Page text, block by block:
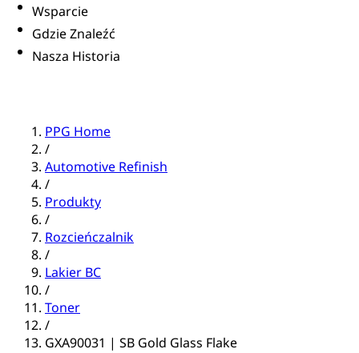
Wsparcie
Gdzie Znaleźć
Nasza Historia
PPG Home
/
Automotive Refinish
/
Produkty
/
Rozcieńczalnik
/
Lakier BC
/
Toner
/
GXA90031 | SB Gold Glass Flake